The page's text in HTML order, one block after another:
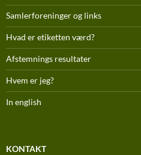
Samlerforeninger og links
Hvad er etiketten værd?
Afstemnings resultater
Hvem er jeg?
In english
KONTAKT